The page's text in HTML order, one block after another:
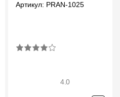
Артикул: PRAN-1025
4.0